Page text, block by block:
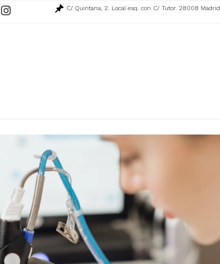
Ir
C/ Quintana, 2. Local esq. con C/ Tutor. 28008 Madrid